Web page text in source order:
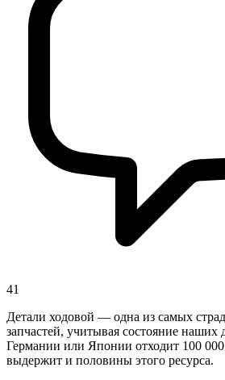
41
Детали ходовой — одна из самых
запчастей, учитывая состояние наших
Германии или Японии отходит 100
выдержит и половины этого ресурса.